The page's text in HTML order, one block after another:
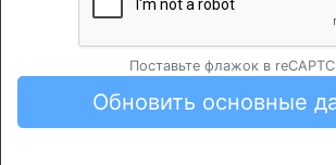
Поставьте флажок в
Обновить основные